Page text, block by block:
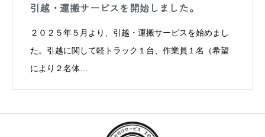
引越・運搬サービスを開始しました。
２０２５年５月より、引越・運搬サービスを始めまし
た。引越に関して軽トラック１台、作業員１名（希望
により２名体…